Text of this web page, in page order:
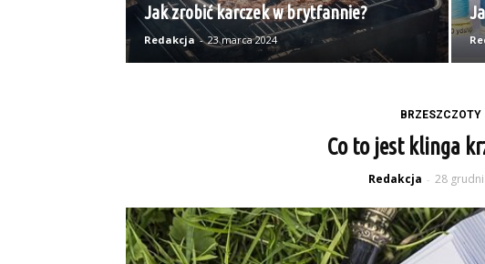
Jak zrobić karczek w brytfannie?
Redakcja - 23 marca 2024
BRZESZCZOTY
Co to jest klinga
Redakcja - 28